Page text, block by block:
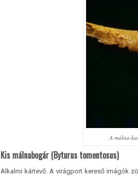
A málna-
Kis málnabogár (Byturus tomentosus)
Alkalmi kártevő. A virágport kereső imágók